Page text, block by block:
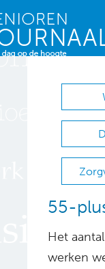
55-
Het
werken